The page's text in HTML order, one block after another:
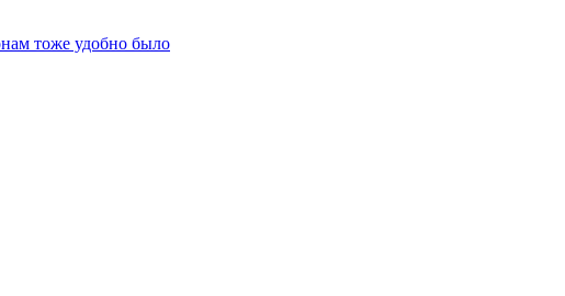
тоже удобно было